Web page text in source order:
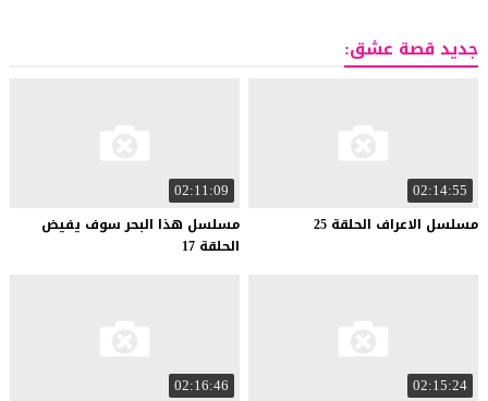
جديد قصة عشق:
02:14:55
مسلسل الاعراف الحلقة 25
02:11:09
مسلسل هذا البحر سوف يفيض
الحلقة 17
02:15:24
02:16:46